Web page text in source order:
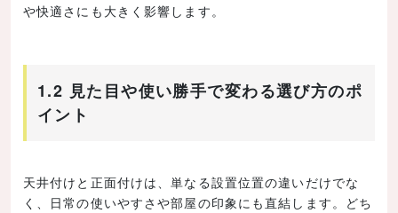
や快適さにも大きく影響します。
1.2 見た目や使い勝手で変わる選び方のポ
イント
天井付けと正面付けは、単なる設置位置の違いだけでな
く、日常の使いやすさや部屋の印象にも直結します。どち